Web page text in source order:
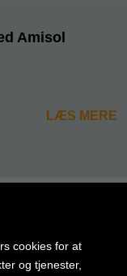
Amisol
LÆS MERE
cookies for at
og tjenester,